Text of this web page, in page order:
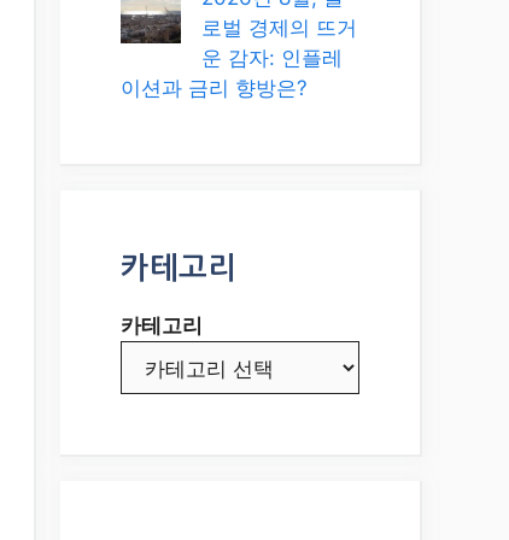
로벌 경제의 뜨거
운 감자: 인플레
이션과 금리 향방은?
카테고리
카테고리